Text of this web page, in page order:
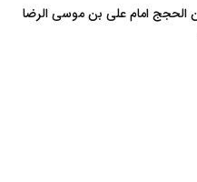
امام علی بن موسی الرضا